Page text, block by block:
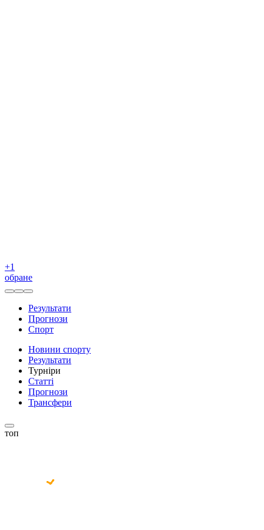
+1
обране
Результати
Прогнози
Спорт
Новини спорту
Результати
Турніри
Статті
Прогнози
Трансфери
топ